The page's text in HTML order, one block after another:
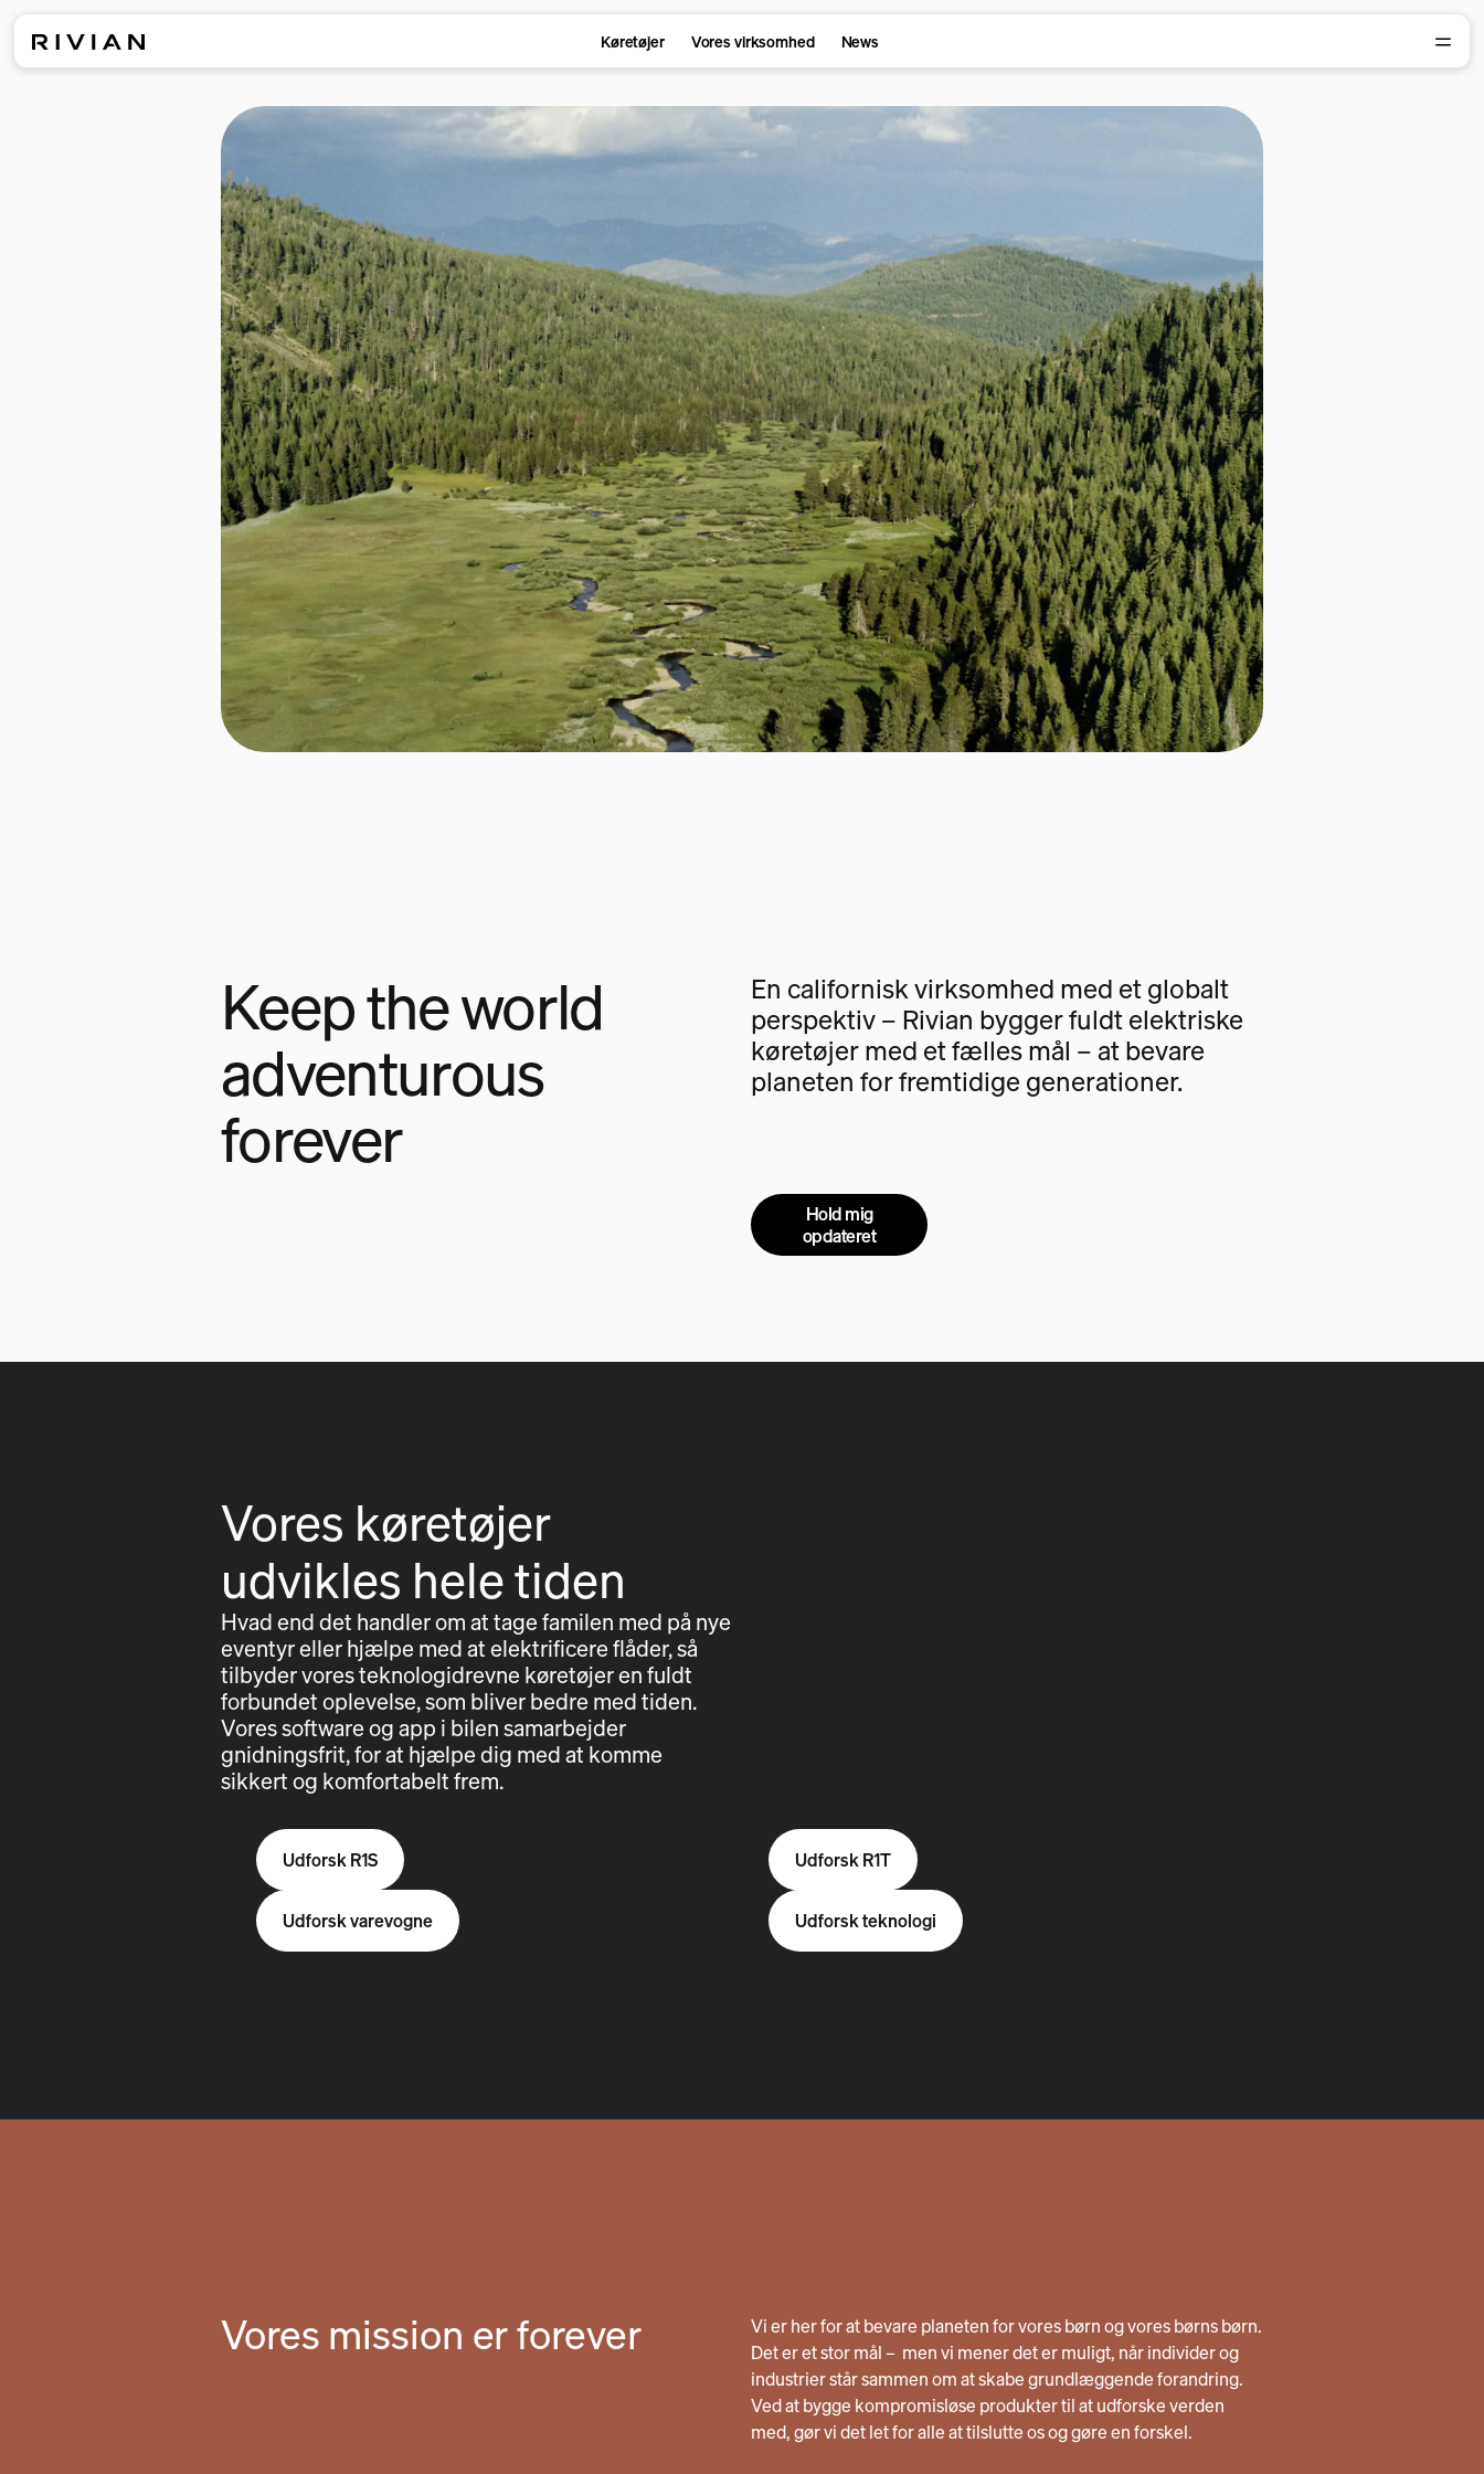
Køretøjer Vores virksomhed News
Keep the world
adventurous
forever
En californisk virksomhed med et globalt
perspektiv – Rivian bygger fuldt elektriske
køretøjer med et fælles mål – at bevare
planeten for fremtidige generationer.
Hold mig
opdateret
Vores køretøjer
udvikles hele tiden
Hvad end det handler om at tage familen med på nye
eventyr eller hjælpe med at elektrificere flåder, så
tilbyder vores teknologidrevne køretøjer en fuldt
forbundet oplevelse, som bliver bedre med tiden.
Vores software og app i bilen samarbejder
gnidningsfrit, for at hjælpe dig med at komme
sikkert og komfortabelt frem.
Udforsk R1S Udforsk R1T
Udforsk varevogne Udforsk teknologi
Vores mission er forever
Vi er her for at bevare planeten for vores børn og vores børns børn.
Det er et stor mål – men vi mener det er muligt, når individer og
industrier står sammen om at skabe grundlæggende forandring.
Ved at bygge kompromisløse produkter til at udforske verden
med, gør vi det let for alle at tilslutte os og gøre en forskel.